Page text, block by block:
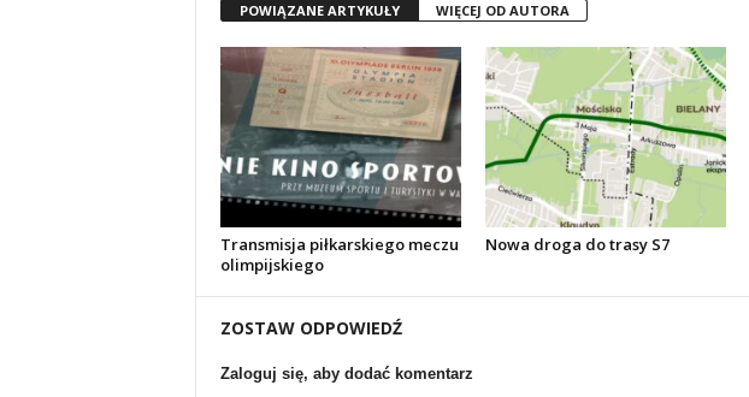
POWIĄZANE ARTYKUŁY WIĘCEJ OD AUTORA
Transmisja piłkarskiego meczu
olimpijskiego
Nowa droga do trasy S7
ZOSTAW ODPOWIEDŹ
Zaloguj się, aby dodać komentarz